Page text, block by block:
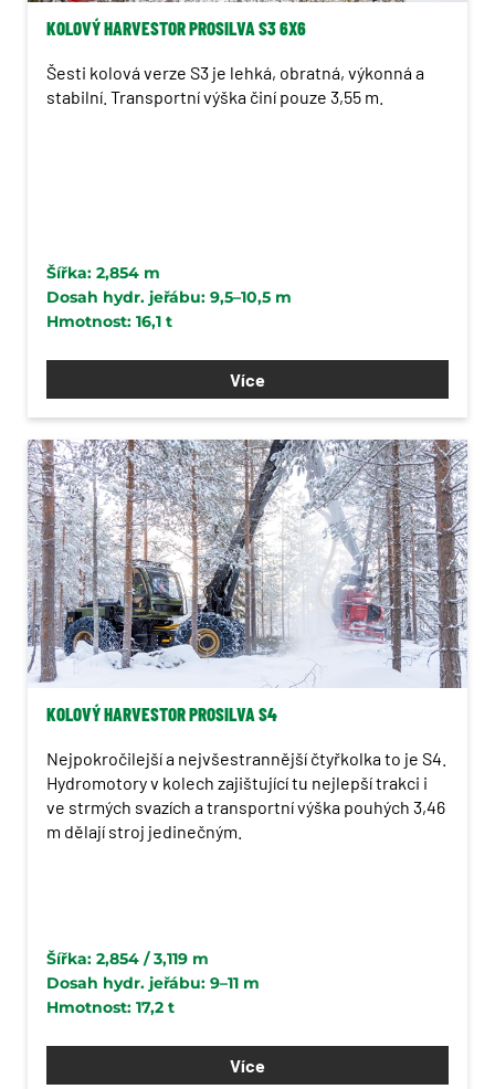
KOLOVÝ HARVESTOR PROSILVA S3 6X6
Šesti kolová verze S3 je lehká, obratná, výkonná a
stabilní. Transportní výška činí pouze 3,55 m.
Šířka: 2,854 m
Dosah hydr. jeřábu: 9,5–10,5 m
Hmotnost: 16,1 t
Více
KOLOVÝ HARVESTOR PROSILVA S4
Nejpokročilejší a nejvšestrannější čtyřkolka to je S4.
Hydromotory v kolech zajištující tu nejlepší trakci i
ve strmých svazích a transportní výška pouhých 3,46
m dělají stroj jedinečným.
Šířka: 2,854 / 3,119 m
Dosah hydr. jeřábu: 9–11 m
Hmotnost: 17,2 t
Více